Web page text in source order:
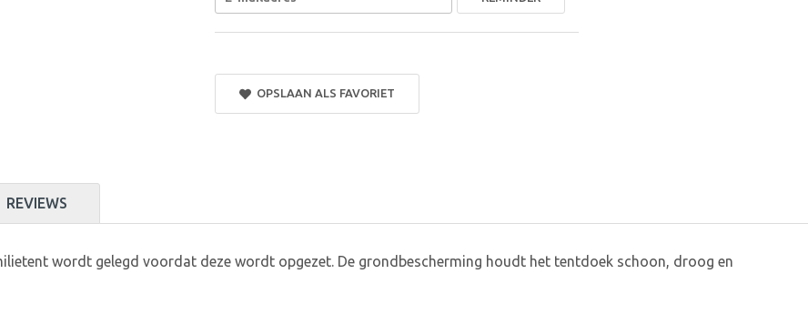
OPSLAAN ALS FAVORIET
REVIEWS
wordt gelegd voordat deze wordt opgezet. De grondbescherming houdt het tentdoek schoon, droog en